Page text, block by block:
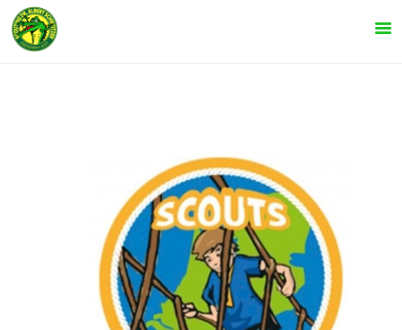
SPELTAKKEN
KOM KIJKEN!
LEIDING
AGENDA
NIEUWS